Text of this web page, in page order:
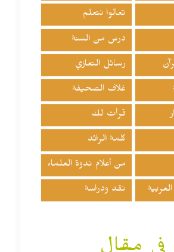
تعالوا نتعلم
درس من السنة
رسائل التعازي
غلاف الصحيفة
قرأت لك
كلمة الرائد
من أعلام ندوة العلماء
نقد ودراسة